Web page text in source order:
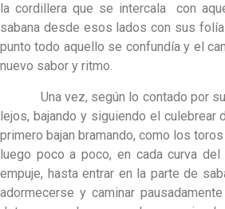
la cordillera que se intercala con
sabana desde esos lados con sus
punto todo aquello se confundía y el
nuevo sabor y ritmo.
Una vez, según lo contado por su
lejos, bajando y siguiendo el culebrear
primero bajan bramando, como los
luego poco a poco, en cada curva del
empuje, hasta entrar en la parte de
adormecerse y caminar